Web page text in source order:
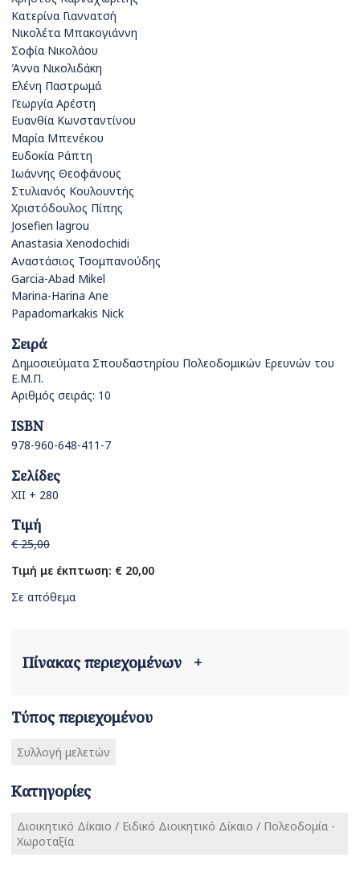
Κατερίνα Γιαννατσή
Νικολέτα Μπακογιάννη
Σοφία Νικολάου
Άννα Νικολιδάκη
Ελένη Παστρωμά
Γεωργία Αρέστη
Ευανθία Κωνσταντίνου
Μαρία Μπενέκου
Ευδοκία Ράπτη
Ιωάννης Θεοφάνους
Στυλιανός Κουλουντής
Χριστόδουλος Πίπης
Josefien lagrou
Anastasia Xenodochidi
Αναστάσιος Τσομπανούδης
Garcia-Abad Mikel
Marina-Harina Ane
Papadomarkakis Nick
Σειρά
Δημοσιεύματα Σπουδαστηρίου Πολεοδομικών Ερευνών του
Ε.Μ.Π.
Αριθμός σειράς: 10
ISBN
978-960-648-411-7
Σελίδες
ΧΙΙ + 280
Τιμή
€ 25,00
Τιμή με έκπτωση: € 20,00
Σε απόθεμα
Πίνακας περιεχομένων +
Τύπος περιεχομένου
Συλλογή μελετών
Κατηγορίες
Διοικητικό Δίκαιο / Ειδικό Διοικητικό Δίκαιο / Πολεοδομία -
Χωροταξία